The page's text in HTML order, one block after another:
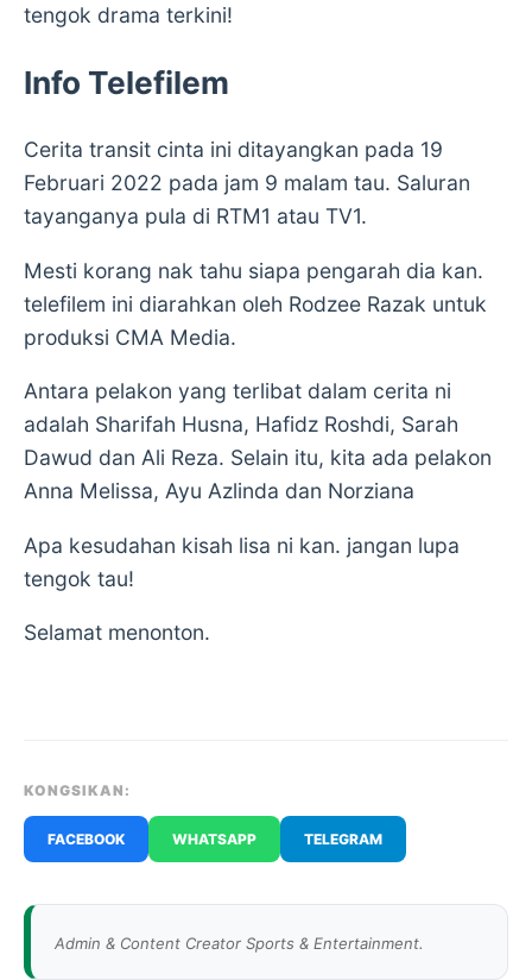
tengok drama terkini!
Info Telefilem
Cerita transit cinta ini ditayangkan pada 19
Februari 2022 pada jam 9 malam tau. Saluran
tayanganya pula di RTM1 atau TV1.
Mesti korang nak tahu siapa pengarah dia kan.
telefilem ini diarahkan oleh Rodzee Razak untuk
produksi CMA Media.
Antara pelakon yang terlibat dalam cerita ni
adalah Sharifah Husna, Hafidz Roshdi, Sarah
Dawud dan Ali Reza. Selain itu, kita ada pelakon
Anna Melissa, Ayu Azlinda dan Norziana
Apa kesudahan kisah lisa ni kan. jangan lupa
tengok tau!
Selamat menonton.
KONGSIKAN:
FACEBOOK WHATSAPP TELEGRAM
Admin & Content Creator Sports & Entertainment.